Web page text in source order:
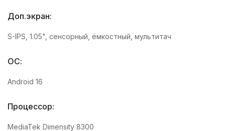
Доп.экран:
S-IPS, 1.05", сенсорный, ёмкостный, мультитач
ОС:
Android 16
Процессор:
MediaTek Dimensity 8300